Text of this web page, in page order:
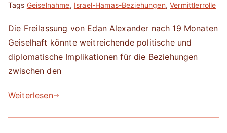
Tags Geiselnahme, Israel-Hamas-Beziehungen,Vermittlerrolle
Die Freilassung von Edan Alexander nach 19 Monaten
Geiselhaft könnte weitreichende politische und
diplomatische Implikationen für die Beziehungen
zwischen den
Weiterlesen